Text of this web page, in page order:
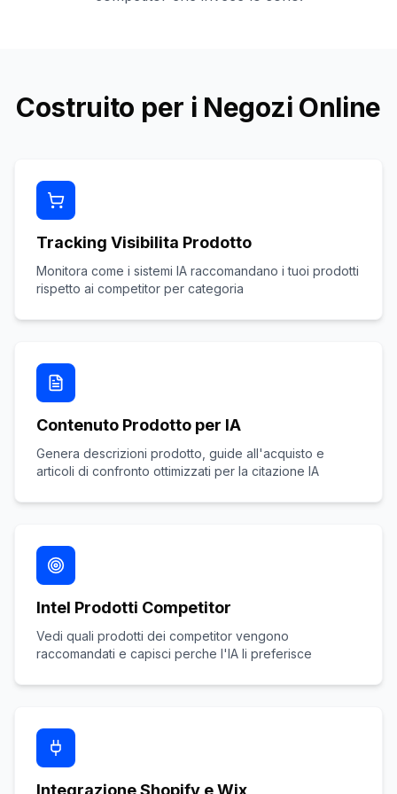
Costruito per i Negozi Online
Tracking Visibilita Prodotto
Monitora come i sistemi IA raccomandano i tuoi prodotti
rispetto ai competitor per categoria
Contenuto Prodotto per IA
Genera descrizioni prodotto, guide all'acquisto e
articoli di confronto ottimizzati per la citazione IA
Intel Prodotti Competitor
Vedi quali prodotti dei competitor vengono
raccomandati e capisci perche l'IA li preferisce
Integrazione Shopify e Wix